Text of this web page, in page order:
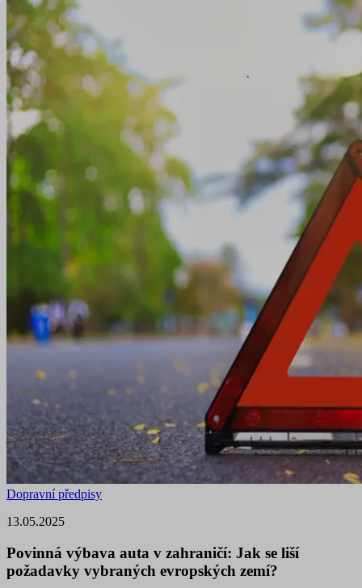
Dopravní předpisy
13.05.2025
Povinná výbava auta v zahraničí: Jak se liší
požadavky vybraných evropských zemí?